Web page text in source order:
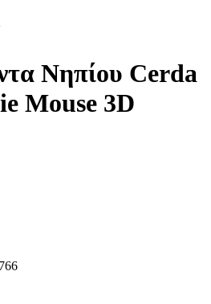
Νηπίου Cerda
Mouse 3D